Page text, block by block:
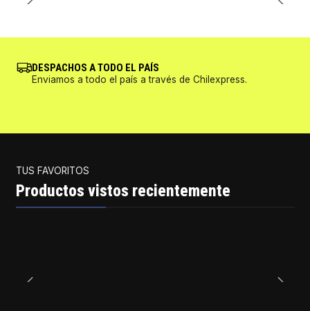
DESPACHOS A TODO EL PAÍS
Enviamos a todo el país a través de Chilexpress.
TUS FAVORITOS
Productos vistos recientemente